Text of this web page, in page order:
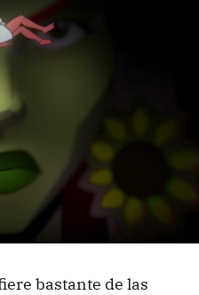
bastante de las